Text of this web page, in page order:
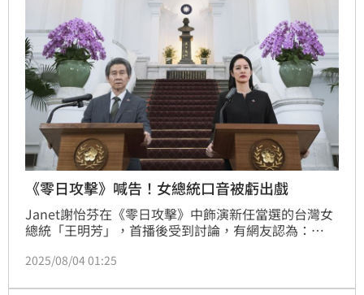
《零日攻擊》喊告！女總統口音被虧出戲
Janet謝怡芬在《零日攻擊》中飾演新任當選的台灣女
總統「王明芳」，首播後受到討論，有網友認為：
色設定她從美國回台，有口音很正常，且據悉，Janet
2025/08/04 01:25